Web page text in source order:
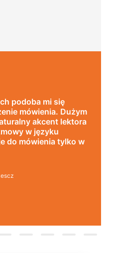
Zajęcia z nativami,
szkoła położona w
bo tuż przy wyjściu z
bardzo
kursu i najlepsza Pani
pomocą w każdej